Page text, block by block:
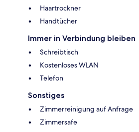
Haartrockner
Handtücher
Immer in Verbindung bleiben
Schreibtisch
Kostenloses WLAN
Telefon
Sonstiges
Zimmerreinigung auf Anfrage
Zimmersafe